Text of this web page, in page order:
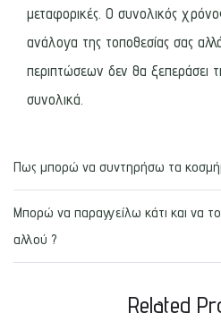
μεταφορικές. Ο συνολικός
ανάλογα της τοποθεσίας σας
περιπτώσεων δεν θα ξεπεράσει
συνολικά.
Πως μπορώ να συντηρήσω τα
Μπορώ να παραγγείλω κάτι και να
αλλού ?
Related